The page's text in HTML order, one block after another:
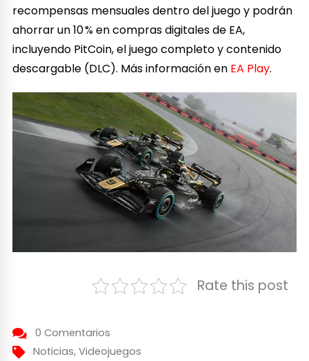
recompensas mensuales dentro del juego y podrán
ahorrar un 10 % en compras digitales de EA,
incluyendo PitCoin, el juego completo y contenido
descargable (DLC). Más información en EA Play.
Rate this post
0 Comentarios
Noticias, Videojuegos